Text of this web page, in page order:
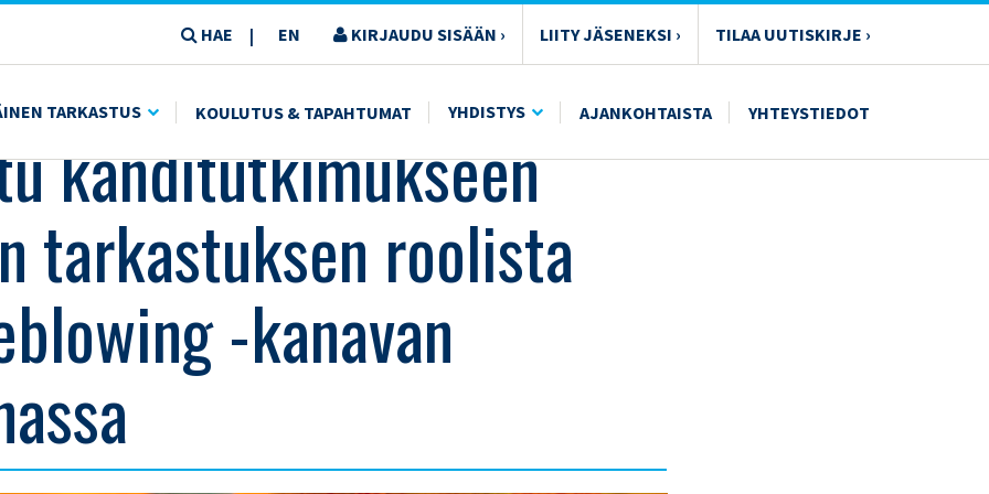
HAE | EN KIRJAUDU SISÄÄN › LIITY JÄSENEKSI › TILAA UUTISKIRJE ›
TARKASTUS KOULUTUS & TAPAHTUMAT YHDISTYS AJANKOHTAISTA YHTEYSTIEDOT
ROOLISTA WHISTLEBLOWING -KANAVAN TOIMINNASSA
kanditutkimukseen
tarkastuksen roolista
-kanavan